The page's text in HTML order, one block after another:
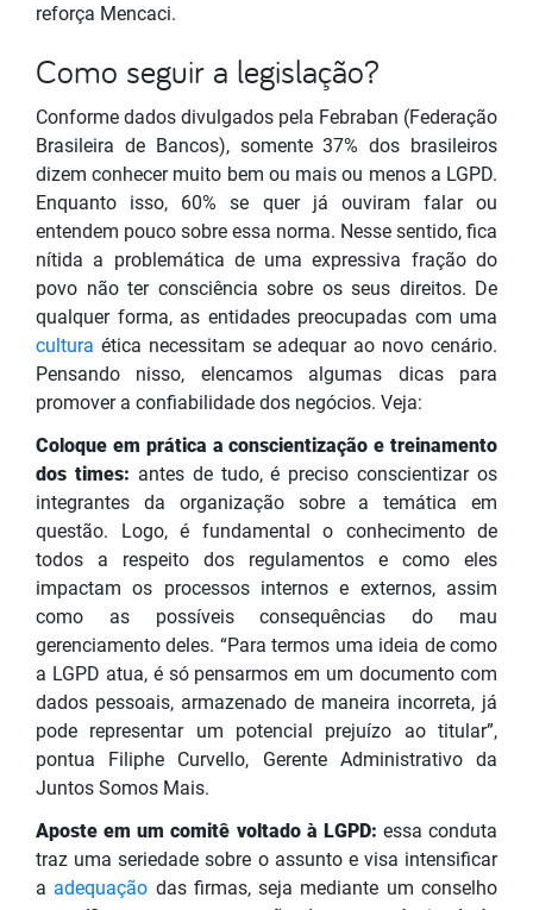
reforça Mencaci.
Como seguir a legislação?
Conforme dados divulgados pela Febraban (Federação
Brasileira de Bancos), somente 37% dos brasileiros
dizem conhecer muito bem ou mais ou menos a LGPD.
Enquanto isso, 60% se quer já ouviram falar ou
entendem pouco sobre essa norma. Nesse sentido, fica
nítida a problemática de uma expressiva fração do
povo não ter consciência sobre os seus direitos. De
qualquer forma, as entidades preocupadas com uma
cultura ética necessitam se adequar ao novo cenário.
Pensando nisso, elencamos algumas dicas para
promover a confiabilidade dos negócios. Veja:
Coloque em prática a conscientização e treinamento
dos times: antes de tudo, é preciso conscientizar os
integrantes da organização sobre a temática em
questão. Logo, é fundamental o conhecimento de
todos a respeito dos regulamentos e como eles
impactam os processos internos e externos, assim
como as possíveis consequências do mau
gerenciamento deles. “Para termos uma ideia de como
a LGPD atua, é só pensarmos em um documento com
dados pessoais, armazenado de maneira incorreta, já
pode representar um potencial prejuízo ao titular”,
pontua Filiphe Curvello, Gerente Administrativo da
Juntos Somos Mais.
Aposte em um comitê voltado à LGPD: essa conduta
traz uma seriedade sobre o assunto e visa intensificar
a adequação das firmas, seja mediante um conselho